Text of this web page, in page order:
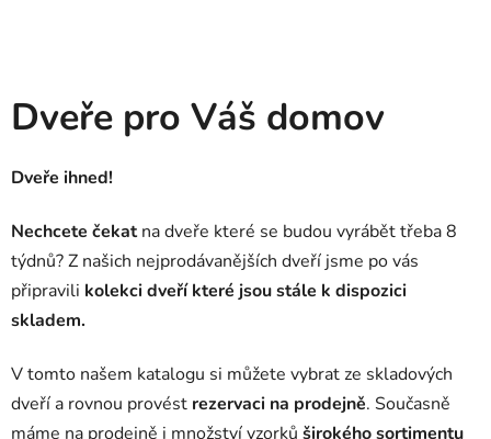
Dveře pro Váš domov
Dveře ihned!
Nechcete čekatna dveře které se budou vyrábět třeba 8
týdnů? Z našich nejprodávanějších dveří jsme po vás
připravili kolekci dveří které jsou stále k dispozici
skladem.
V tomto našem katalogu si můžete vybrat ze skladových
dveří a rovnou provést rezervaci na prodejně. Současně
máme na prodejně i množství vzorků širokého sortimentu